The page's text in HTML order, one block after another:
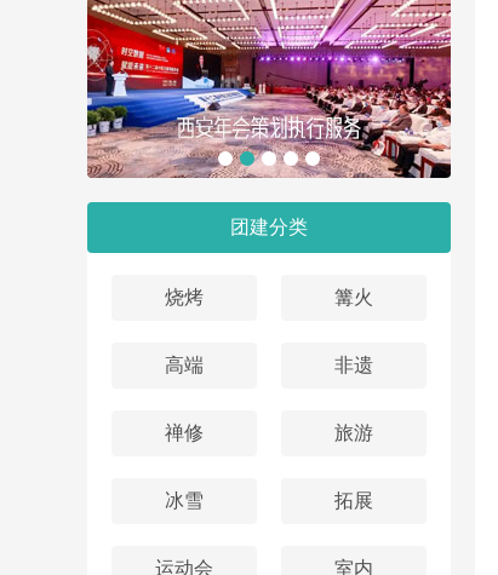
团建分类
烧烤 篝火
高端 非遗
禅修 旅游
冰雪 拓展
运动会 室内